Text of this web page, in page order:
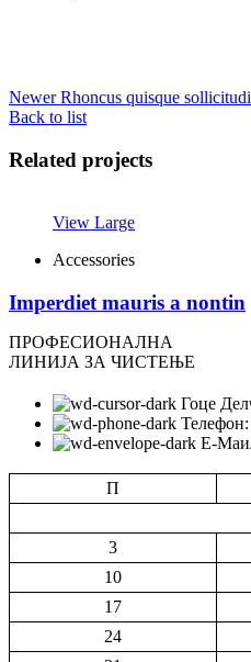
Newer Rhoncus quisque
Back to list
Related projects
View Large
Accessories
Imperdiet mauris a nontin
ПРОФЕСИОНАЛНА
ЛИНИЈА ЗА ЧИСТЕЊЕ
Гоце
Е-
П
3
10
17
24